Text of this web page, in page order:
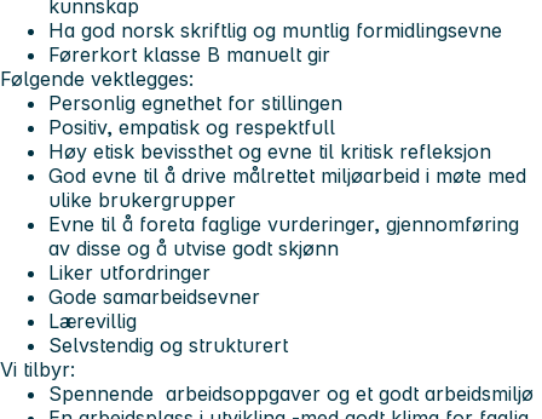
kunnskap
Ha god norsk skriftlig og muntlig formidlingsevne
Førerkort klasse B manuelt gir
Følgende vektlegges:
Personlig egnethet for stillingen
Positiv, empatisk og respektfull
Høy etisk bevissthet og evne til kritisk refleksjon
God evne til å drive målrettet miljøarbeid i møte med
ulike brukergrupper
Evne til å foreta faglige vurderinger, gjennomføring
av disse og å utvise godt skjønn
Liker utfordringer
Gode samarbeidsevner
Lærevillig
Selvstendig og strukturert
Vi tilbyr:
Spennende arbeidsoppgaver og et godt arbeidsmiljø